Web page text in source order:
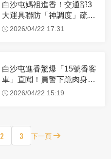
白沙屯媽祖進香！交通部3
大運具聯防「神調度」疏運
32.1萬創新高
2026/04/22 17:31
白沙屯進香驚爆「15號香客
車」直闖！員警下跪肉身擋
車：讓行人先過
2026/04/22 15:19
2 3 下一頁